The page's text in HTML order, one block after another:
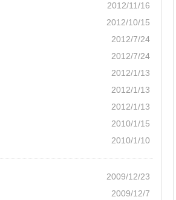
2012/11/16
2012/10/15
2012/7/24
2012/7/24
2012/1/13
2012/1/13
2012/1/13
2010/1/15
2010/1/10
2009/12/23
2009/12/7